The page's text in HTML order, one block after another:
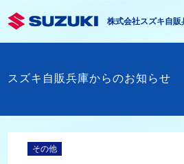
株式会社スズキ自販
スズキ自販兵庫からのお知らせ
その他